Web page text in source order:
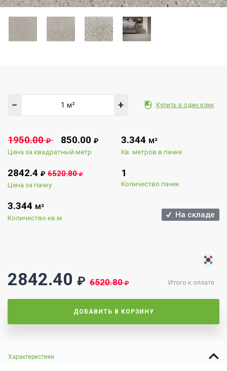
Купить в один клик
− +
1950.00 ₽ 850.00 ₽
Цена за квадратный метр
3.344 М²
Кв. метров в пачке
2842.4 ₽ 6520.80₽
Цена за пачку
1
Количество пачек
3.344 М²
Количество кв.м. На складе
Итого к оплате
2842.40 ₽ 6520.80₽
ДОБАВИТЬ В КОРЗИНУ
Характеристики